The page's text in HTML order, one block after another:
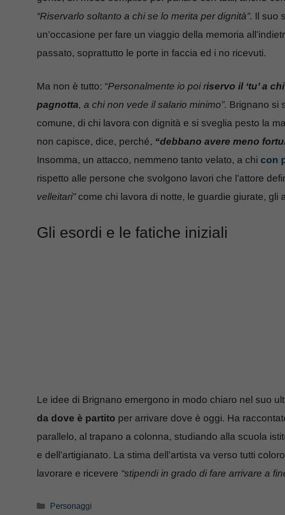
“Riservarlo soltanto a chi se lo merita per dignità”. Il suo
un’occasione per fare un viaggio della memoria
passato, soprattutto le porte in faccia ed i no ricevuti.
Ma non è tutto: “Personalmente io poi riservo il ‘tu’ a
pagnotta, a chi non vede il salario minimo”. Brignano si
comune, di chi lavora con dignità e si sveglia pesto la
non capisce, dice, perché, “debbano avere meno
Insomma, un attacco, nemmeno tanto velato, a chi con
rispetto alle persone che svolgono lavori che l’attore
velleitari”come chi lavora di notte, le guardie giurate, gli
Gli esordi e le fatiche iniziali
Le idee di Brignano emergono in modo chiaro nel suo
da dove è partito per arrivare dove è oggi. Ha
parallelo, al trapano a colonna, studiando alla scuola
e dell’artigianato. La stima dell’artista va verso tutti
lavorare e ricevere “stipendi in grado di fare arrivare a
Categorie
Personaggi